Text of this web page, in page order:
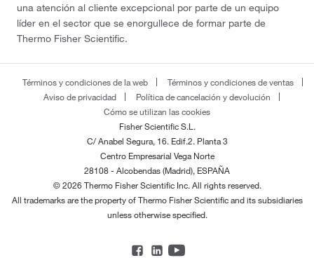
una atención al cliente excepcional por parte de un equipo
líder en el sector que se enorgullece de formar parte de
Thermo Fisher Scientific.
Términos y condiciones de la web
Términos y condiciones de ventas
Aviso de privacidad
Política de cancelación y devolución
Cómo se utilizan las cookies
Fisher Scientific S.L.
C/ Anabel Segura, 16. Edif.2. Planta 3
Centro Empresarial Vega Norte
28108 - Alcobendas (Madrid), ESPAÑA
© 2026 Thermo Fisher Scientific Inc. All rights reserved.
All trademarks are the property of Thermo Fisher Scientific and its subsidiaries
unless otherwise specified.